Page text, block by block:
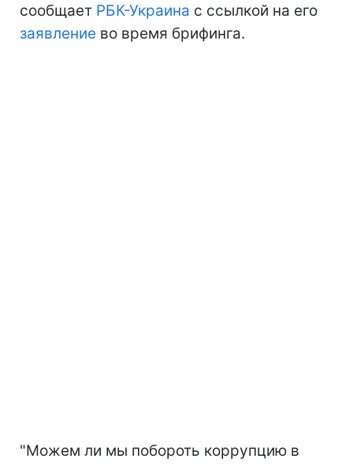
сообщает РБК-Украина с ссылкой на его
заявление во время брифинга.
"Можем ли мы побороть коррупцию в